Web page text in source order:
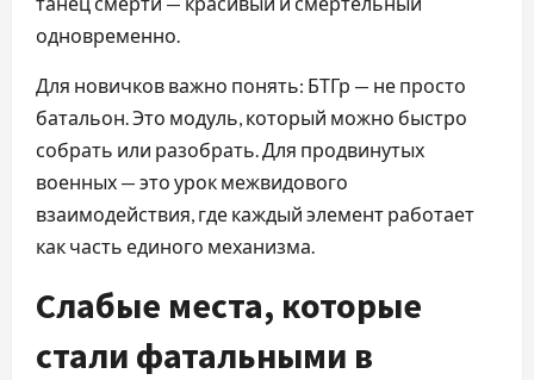
одновременно.
Для новичков важно понять: БТГр — не просто
батальон. Это модуль, который можно быстро
собрать или разобрать. Для продвинутых
военных — это урок межвидового
взаимодействия, где каждый элемент работает
как часть единого механизма.
Слабые места, которые
стали фатальными в